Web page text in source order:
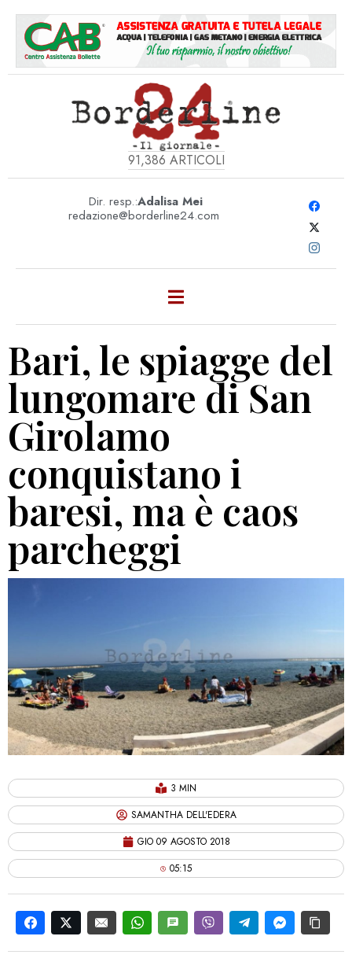
91,386 ARTICOLI
Dir. resp.:Adalisa Mei
redazione@borderline24.com
Bari, le spiagge del
lungomare di San
Girolamo
conquistano i
baresi, ma è caos
parcheggi
3 MIN
SAMANTHA DELL'EDERA
GIO 09 AGOSTO 2018
05:15